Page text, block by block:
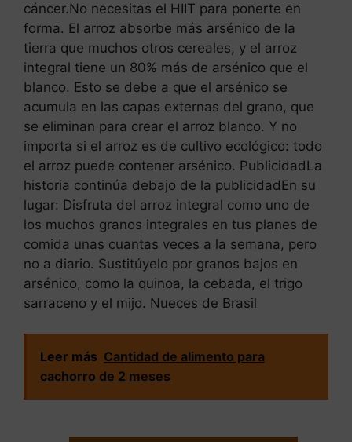
cáncer.No necesitas el HIIT para ponerte en
forma. El arroz absorbe más arsénico de la
tierra que muchos otros cereales, y el arroz
integral tiene un 80% más de arsénico que el
blanco. Esto se debe a que el arsénico se
acumula en las capas externas del grano, que
se eliminan para crear el arroz blanco. Y no
importa si el arroz es de cultivo ecológico: todo
el arroz puede contener arsénico. PublicidadLa
historia continúa debajo de la publicidadEn su
lugar: Disfruta del arroz integral como uno de
los muchos granos integrales en tus planes de
comida unas cuantas veces a la semana, pero
no a diario. Sustitúyelo por granos bajos en
arsénico, como la quinoa, la cebada, el trigo
sarraceno y el mijo. Nueces de Brasil
Leer más Cantidad de alimento para
cachorro de 2 meses